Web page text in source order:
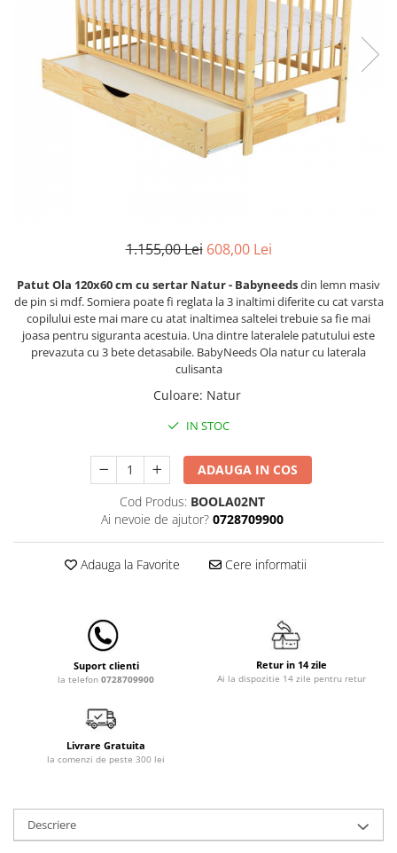
Lenjerii patut 140 x 70 cm
Lenjerie patuturi tineret
Baldachin patut
Paturici copii
Perne copii si mamici
Dulap si cutii jucarii
Fotolii copii
Leagane & balansoare & sezlonguri
Covorase de joaca
Saltele de infasat
Biciclete fara pedale
Masinute fara pedale
Karturi si masinute cu pedale
Role copii si adulti
Masinute si motociclete electrice
Scaune de biciclete copii
Alte Sporturi
Mingi fitness si medicinale
Scara antrenament
Termometre copii si bebe
1.155,00 Lei 608,00 Lei
Patut Ola 120x60 cm cu sertar Natur - Babyneedsdin lemn masiv
de pin si mdf. Somiera poate fi reglata la 3 inaltimi diferite cu cat varsta
copilului este mai mare cu atat inaltimea saltelei trebuie sa fie mai
joasa pentru siguranta acestuia. Una dintre lateralele patutului este
prevazuta cu 3 bete detasabile. BabyNeeds Ola natur cu laterala
culisanta
Culoare: Natur
IN STOC
ADAUGA IN COS
Cod Produs: BOOLA02NT
Ai nevoie de ajutor? 0728709900
Adauga la Favorite Cere informatii
Suport clienti
la telefon 0728709900
Retur in 14 zile
Ai la dispozitie 14 zile pentru retur
Livrare Gratuita
la comenzi de peste 300 lei
Descriere